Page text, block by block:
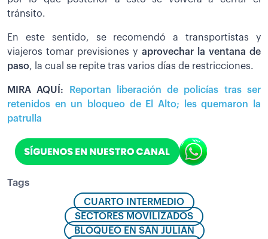
tránsito.
En este sentido, se recomendó a transportistas y
viajeros tomar previsiones y aprovechar la ventana de
paso, la cual se repite tras varios días de restricciones.
MIRA AQUÍ:
Reportan liberación de policías tras ser
retenidos en un bloqueo de El Alto; les quemaron la
patrulla
Tags
CUARTO INTERMEDIO
SECTORES MOVILIZADOS
BLOQUEO EN SAN JULIÁN